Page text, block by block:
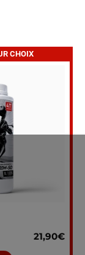
CHOIX
21,90€